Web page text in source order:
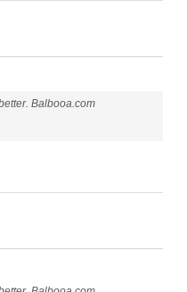
Balbooa.com